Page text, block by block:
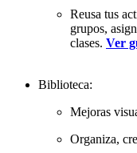
Reusa tus
grupos,
clases. Ver
Biblioteca:
Mejoras
Organiza,